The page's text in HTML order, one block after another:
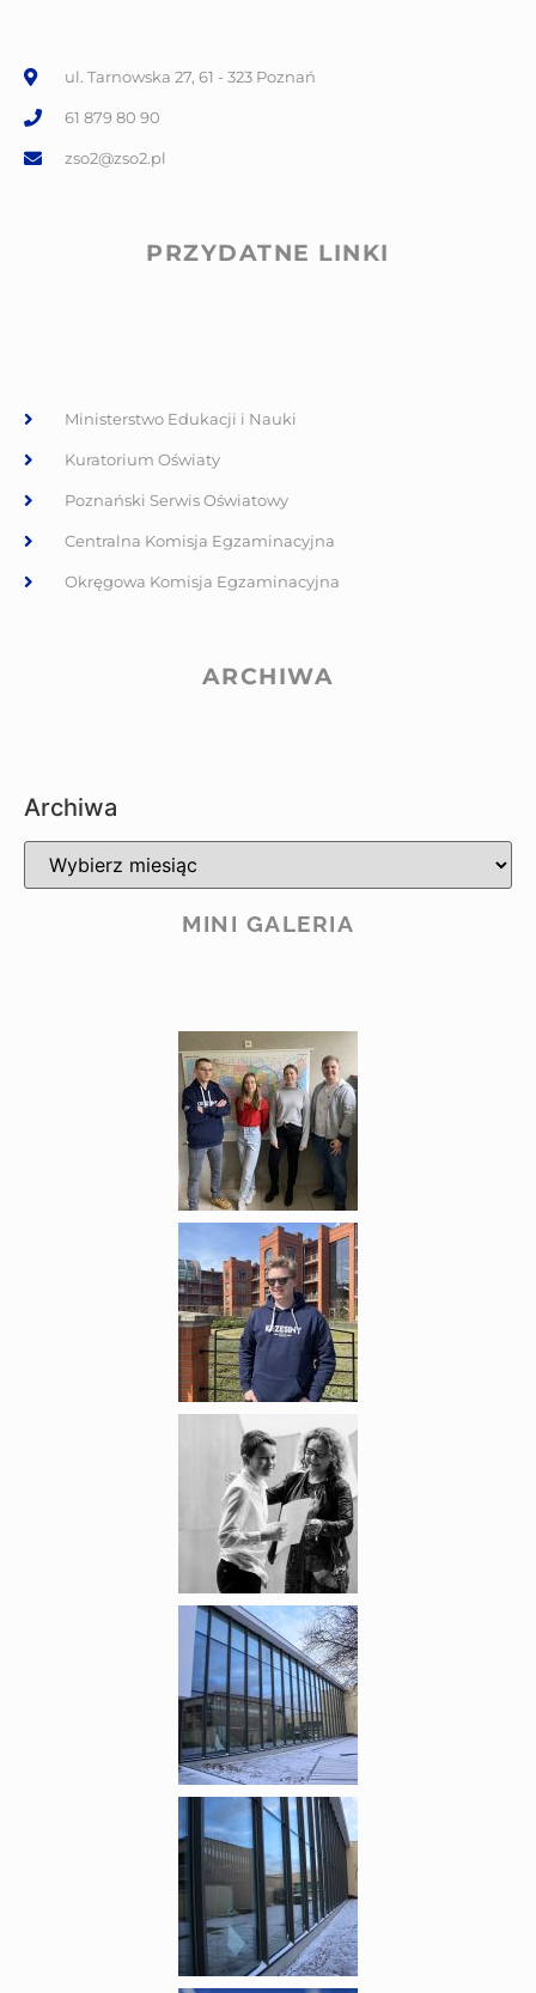
ul. Tarnowska 27, 61 - 323 Poznań
61 879 80 90
zso2@zso2.pl
PRZYDATNE LINKI
Ministerstwo Edukacji i Nauki
Kuratorium Oświaty
Poznański Serwis Oświatowy
Centralna Komisja Egzaminacyjna
Okręgowa Komisja Egzaminacyjna
ARCHIWA
Archiwa
MINI GALERIA